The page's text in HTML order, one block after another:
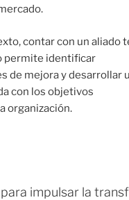
contar con un aliado
permite identificar
de mejora y desarrollar
con los objetivos
organización.
impulsar la